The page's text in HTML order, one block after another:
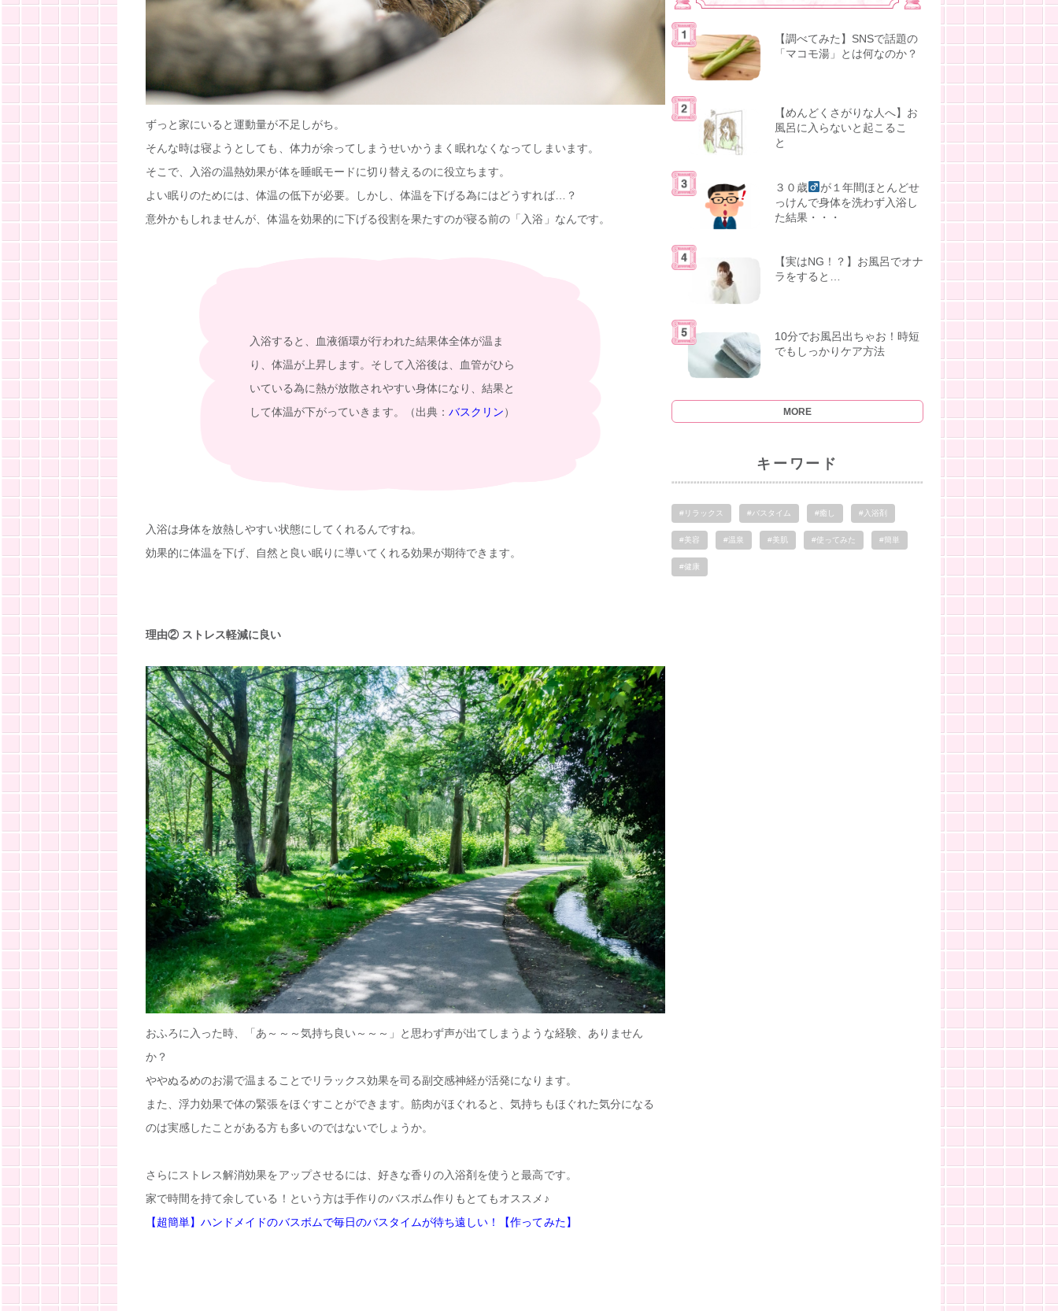
ずっと家にいると運動量が不足しがち。
そんな時は寝ようとしても、体力が余ってしまうせいかうまく眠れなくなってしまいます。
そこで、入浴の温熱効果が体を睡眠モードに切り替えるのに役立ちます。
よい眠りのためには、体温の低下が必要。しかし、体温を下げる為にはどうすれば…？
意外かもしれませんが、体温を効果的に下げる役割を果たすのが寝る前の「入浴」なんです。
入浴すると、血液循環が行われた結果体全体が温ま
り、体温が上昇します。そして入浴後は、血管がひら
いている為に熱が放散されやすい身体になり、結果と
して体温が下がっていきます。（出典： バスクリン）
入浴は身体を放熱しやすい状態にしてくれるんですね。
効果的に体温を下げ、自然と良い眠りに導いてくれる効果が期待できます。
理由② ストレス軽減に良い
おふろに入った時、「あ～～～気持ち良い～～～」と思わず声が出てしまうような経験、ありません
か？
ややぬるめのお湯で温まることでリラックス効果を司る副交感神経が活発になります。
また、浮力効果で体の緊張をほぐすことができます。筋肉がほぐれると、気持ちもほぐれた気分になる
のは実感したことがある方も多いのではないでしょうか。
さらにストレス解消効果をアップさせるには、好きな香りの入浴剤を使うと最高です。
家で時間を持て余している！という方は手作りのバスボム作りもとてもオススメ♪
【超簡単】ハンドメイドのバスボムで毎日のバスタイムが待ち遠しい！【作ってみた】
【調べてみた】SNSで話題の
「マコモ湯」とは何なのか？
【めんどくさがりな人へ】お
風呂に入らないと起こるこ
と
３０歳
が１年間ほとんどせ
っけんで身体を洗わず入浴し
た結果・・・
【実はNG！？】お風呂でオナ
ラをすると…
10分でお風呂出ちゃお！時短
でもしっかりケア方法
MORE
キーワード
#リラックス #バスタイム #癒し #入浴剤
#美容 #温泉 #美肌 #使ってみた #簡単
#健康